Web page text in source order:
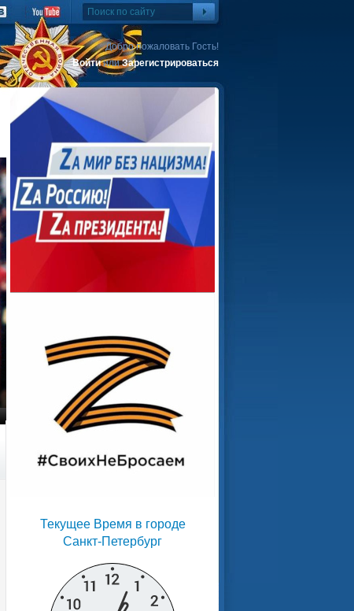
Добро пожаловать Гость!
ВойтиилиЗарегистрироваться
Текущее Время в городе
Санкт-Петербург